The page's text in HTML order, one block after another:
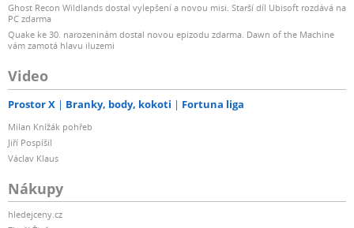
Ghost Recon Wildlands dostal vylepšení a novou misi. Starší díl Ubisoft rozdává na
PC zdarma
Quake ke 30. narozeninám dostal novou epizodu zdarma. Dawn of the Machine
vám zamotá hlavu iluzemi
Video
Prostor X Branky, body, kokoti Fortuna liga
Milan Knížák pohřeb
Jiří Pospíšil
Václav Klaus
Nákupy
hledejceny.cz